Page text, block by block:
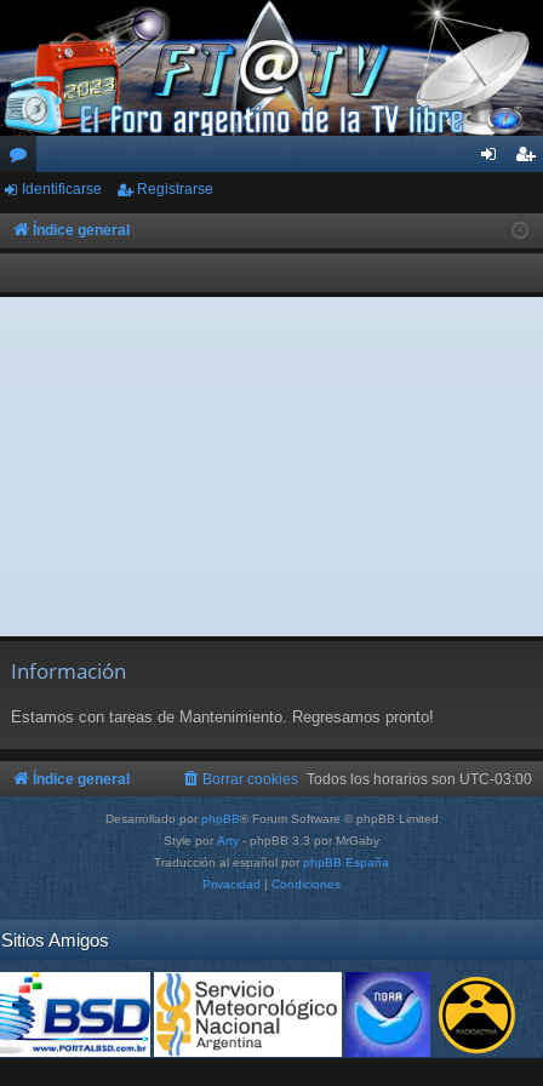
or
os
ar
ist
rs
Identificarse Registrarse
Índice general
Información
Estamos con tareas de Mantenimiento. Regresamos pronto!
Índice general Todos los horarios son UTC-03:00
Borrar cookies
Desarrollado por phpBB® Forum Software © phpBB Limited
Style por Arty - phpBB 3.3 por MrGaby
Traducción al español por phpBB España
Privacidad | Condiciones
Sitios Amigos